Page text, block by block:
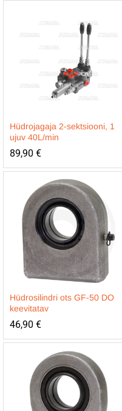
Hüdrojagaja 2-sektsiooni, 1
ujuv 40L/min
89,90 €
Hüdrosilindri ots GF-50 DO
keevitatav
46,90 €